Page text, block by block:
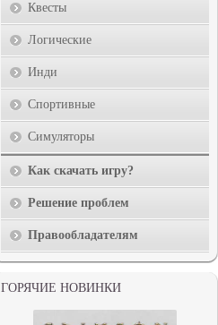
Квесты
Логические
Инди
Спортивные
Симуляторы
Как скачать игру?
Решение проблем
Правообладателям
ГОРЯЧИЕ НОВИНКИ